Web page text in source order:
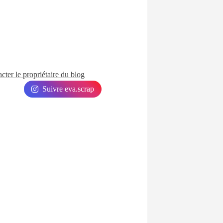
le propriétaire du blog
Suivre eva.scrap